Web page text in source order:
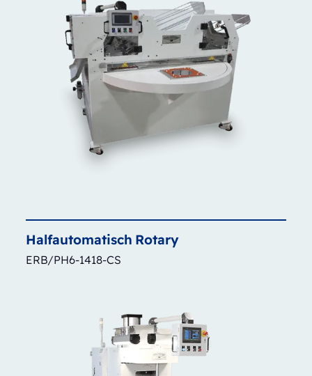
Halfautomatisch Rotary
ERB/PH6-1418-CS